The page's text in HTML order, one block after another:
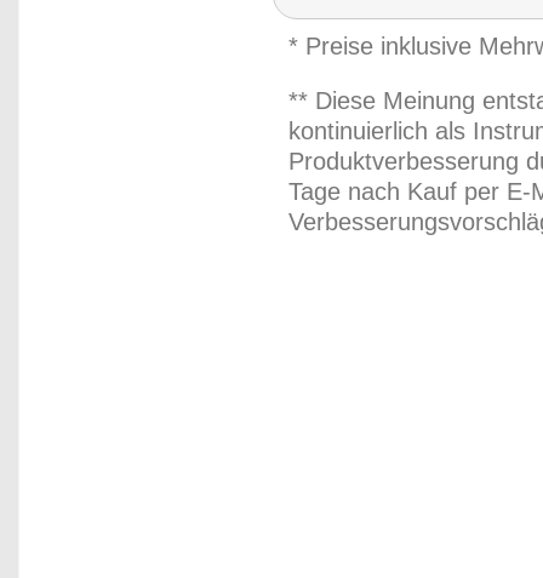
* Preise inklusive
** Diese Meinung
kontinuierlich als
Produktverbesserung
Tage nach Kauf per E-